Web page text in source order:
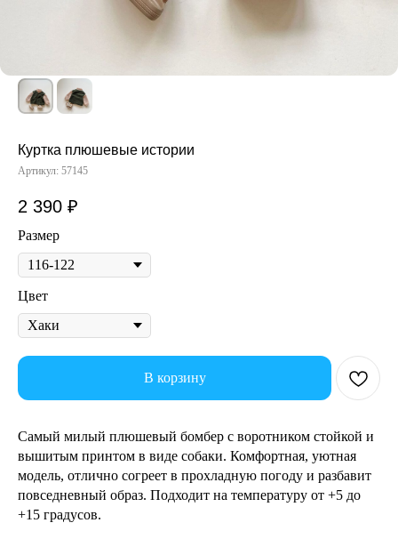
Куртка плюшевые истории
Артикул: 57145
2 390 ₽
Размер
Цвет
В корзину
Самый милый плюшевый бомбер с воротником стойкой и
вышитым принтом в виде собаки. Комфортная, уютная
модель, отлично согреет в прохладную погоду и разбавит
повседневный образ. Подходит на температуру от +5 до
+15 градусов.